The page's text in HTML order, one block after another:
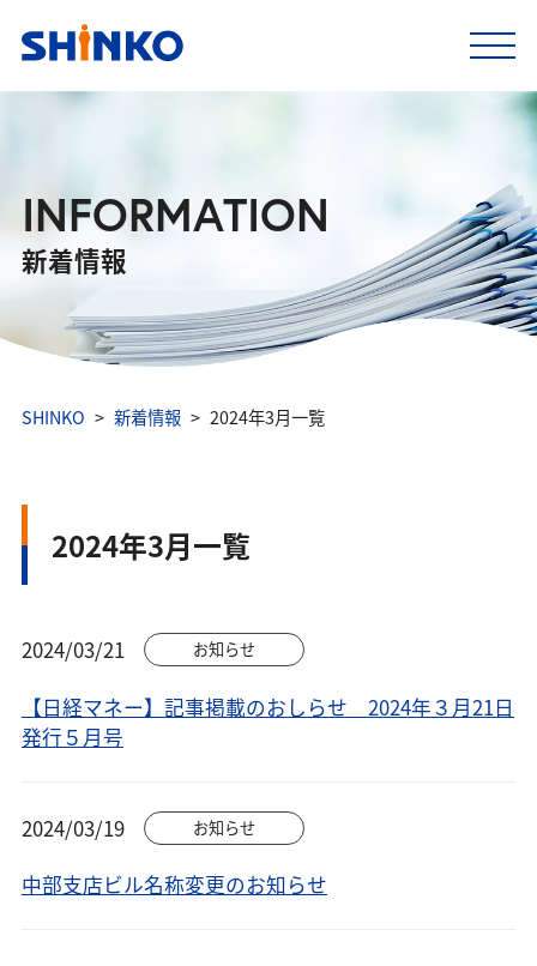
INFORMATION
新着情報
SHINKO 新着情報 2024年3月一覧
2024年3月一覧
2024/03/21 お知らせ
【日経マネー】記事掲載のおしらせ 2024年３月21日
発行５月号
2024/03/19 お知らせ
中部支店ビル名称変更のお知らせ